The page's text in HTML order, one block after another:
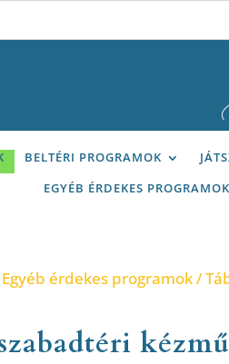
BELTÉRI PROGRAMOK
EGYÉB ÉRDEKES PROGRAMOK
Egyéb érdekes programok/